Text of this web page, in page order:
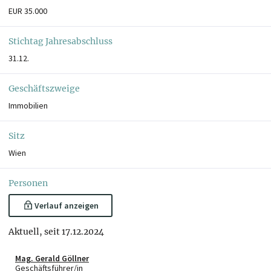
EUR 35.000
Stichtag Jahresabschluss
31.12.
Geschäftszweige
Immobilien
Sitz
Wien
Personen
Verlauf anzeigen
Aktuell, seit 17.12.2024
Mag. Gerald Göllner
Geschäftsführer/in